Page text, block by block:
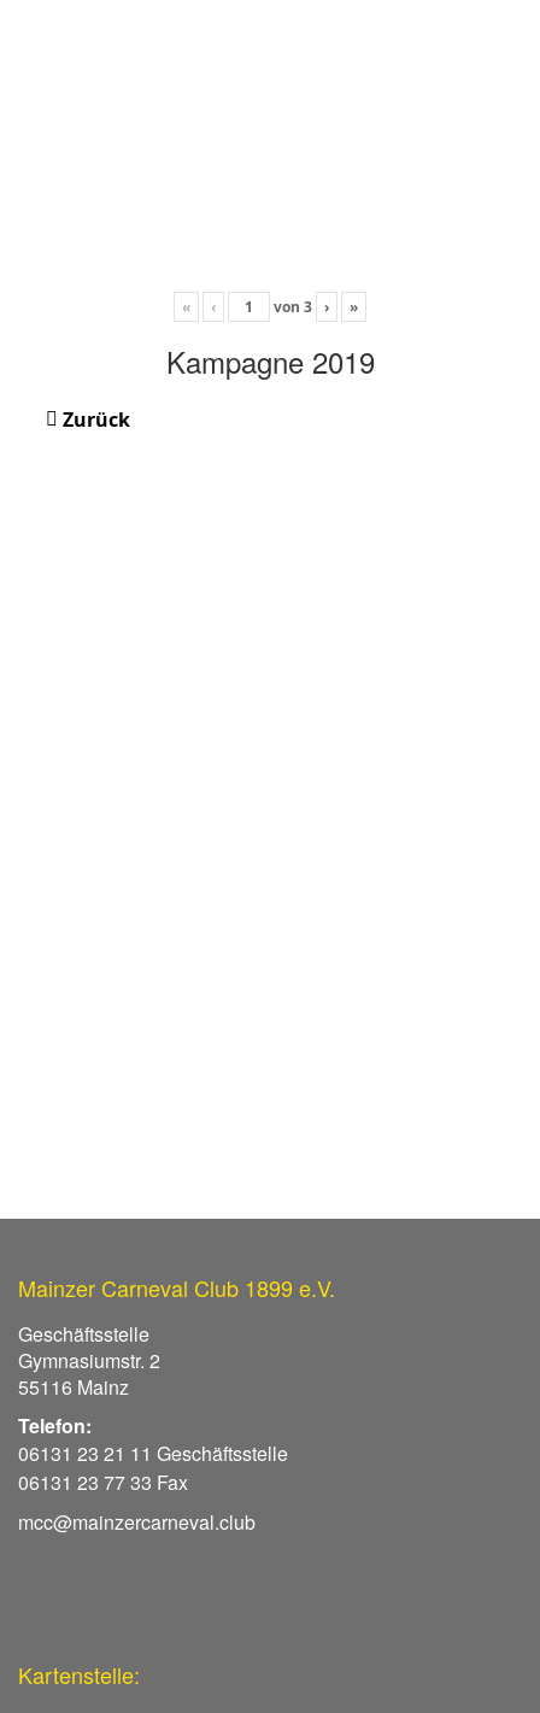
« ‹ von 3 › »
Kampagne 2019
Zurück
Mainzer Carneval Club 1899 e.V.
Geschäftsstelle
Gymnasiumstr. 2
55116 Mainz
Telefon:
06131 23 21 11 Geschäftsstelle
06131 23 77 33 Fax
mcc@mainzercarneval.club
Kartenstelle: